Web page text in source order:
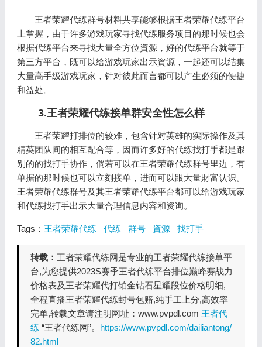
王者荣耀代练群号材料共享能够根据王者荣耀代练平台
上掌握，由于许多游戏玩家寻找代练服务项目的那时候也会
根据代练平台来寻找大量全方位資源，好的代练平台就等于
第三方平台，既可以给游戏玩家出示資源，一起还可以结集
大量高手级游戏玩家，针对彼此而言都可以产生必须的便捷
和益处。
3.王者荣耀代练接单群安全性怎么样
王者荣耀打排位的较难，包含针对英雄的实际操作及其
精英团队间的相互配合等，因而许多好的代练找打手都是跟
别的的找打手协作，倘若可以在王者荣耀代练群号里边，有
单据的那时候也可以立刻接单，进而可以跟大量財富认识。
王者荣耀代练群号及其王者荣耀代练平台都可以给游戏玩家
和代练找打手出示大量合理信息内容和资询。
Tags： 王者荣耀代练 代练 群号 資源 找打手
转载： 王者荣耀代练网是专业的王者荣耀代练接单平
台,为您提供2023S赛季王者代练平台排位巅峰赛战力
价格表及王者荣耀代打铂金钻石星耀段位价格明细,
全程直播王者荣耀代练封号包赔,纯手工上分,高效率
完单,转载文章请注明网址：www.pvpdl.com 王者代
练 “王者代练网”。 https://www.pvpdl.com/dailiantong/
82.html